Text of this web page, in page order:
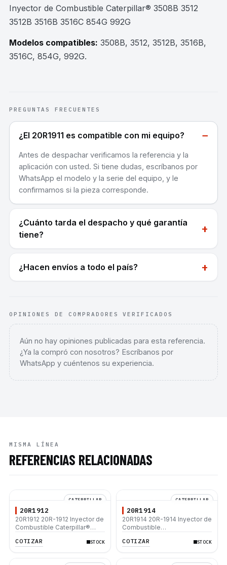
Inyector de Combustible Caterpillar® 3508B 3512
3512B 3516B 3516C 854G 992G
Modelos compatibles: 3508B, 3512, 3512B, 3516B,
3516C, 854G, 992G.
PREGUNTAS FRECUENTES
¿El 20R1911 es compatible con mi equipo? −
Antes de despachar verificamos la referencia y la
aplicación con usted. Si tiene dudas, escríbanos por
WhatsApp el modelo y la serie del equipo, y le
confirmamos si la pieza corresponde.
¿Cuánto tarda el despacho y qué garantía
tiene?
+
¿Hacen envíos a todo el país? +
OPINIONES DE COMPRADORES VERIFICADOS
Aún no hay opiniones publicadas para esta referencia.
¿Ya la compró con nosotros? Escríbanos por
WhatsApp y cuéntenos su experiencia.
MISMA LÍNEA
REFERENCIAS RELACIONADAS
CATERPILLAR
20R1912
20R1912 20R-1912 Inyector de
Combustible Caterpillar®
775B D9R D10N D9N 631G
COTIZAR STOCK
CATERPILLAR
20R1914
20R1914 20R-1914 Inyector de
Combustible
C15 C18 C27 C32 365C D8T
COTIZAR STOCK